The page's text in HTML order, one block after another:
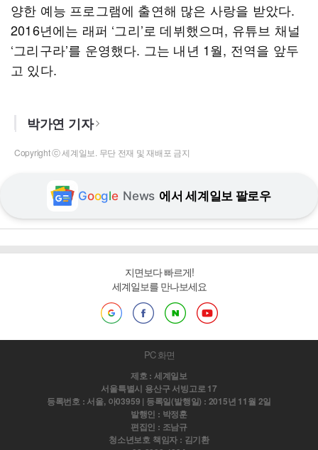
양한 예능 프로그램에 출연해 많은 사랑을 받았다.
2016년에는 래퍼 ‘그리’로 데뷔했으며, 유튜브 채널
‘그리구라’를 운영했다. 그는 내년 1월, 전역을 앞두
고 있다.
박가연 기자
Copyright ⓒ 세계일보. 무단 전재 및 재배포 금지
Google News 에서 세계일보 팔로우
지면보다 빠르게!
세계일보를 만나보세요
PC 화면
제호 : 세계일보
서울특별시 용산구 서빙고로 17
등록번호 : 서울, 아03959 | 등록일(발행일) : 2015년 11월 2일
발행인 : 박정훈
편집인 : 조남규
청소년보호 책임자 : 김기환